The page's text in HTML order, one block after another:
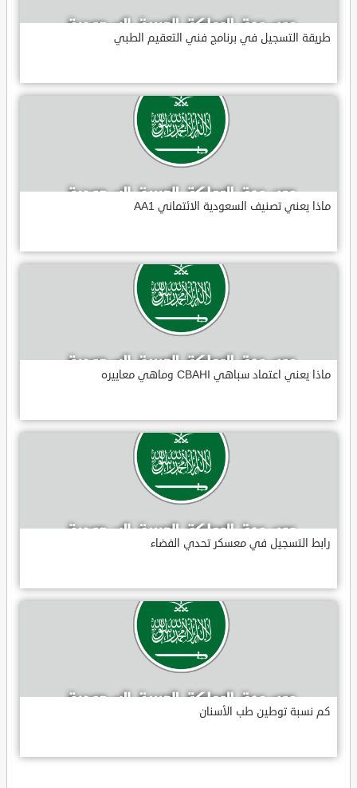
طريقة التسجيل في برنامج فني التعقيم الطبي
ماذا يعني تصنيف السعودية الائتماني AA1
ماذا يعني اعتماد سباهي CBAHI وماهي معاييره
رابط التسجيل في معسكر تحدي الفضاء
كم نسبة توطين طب الأسنان